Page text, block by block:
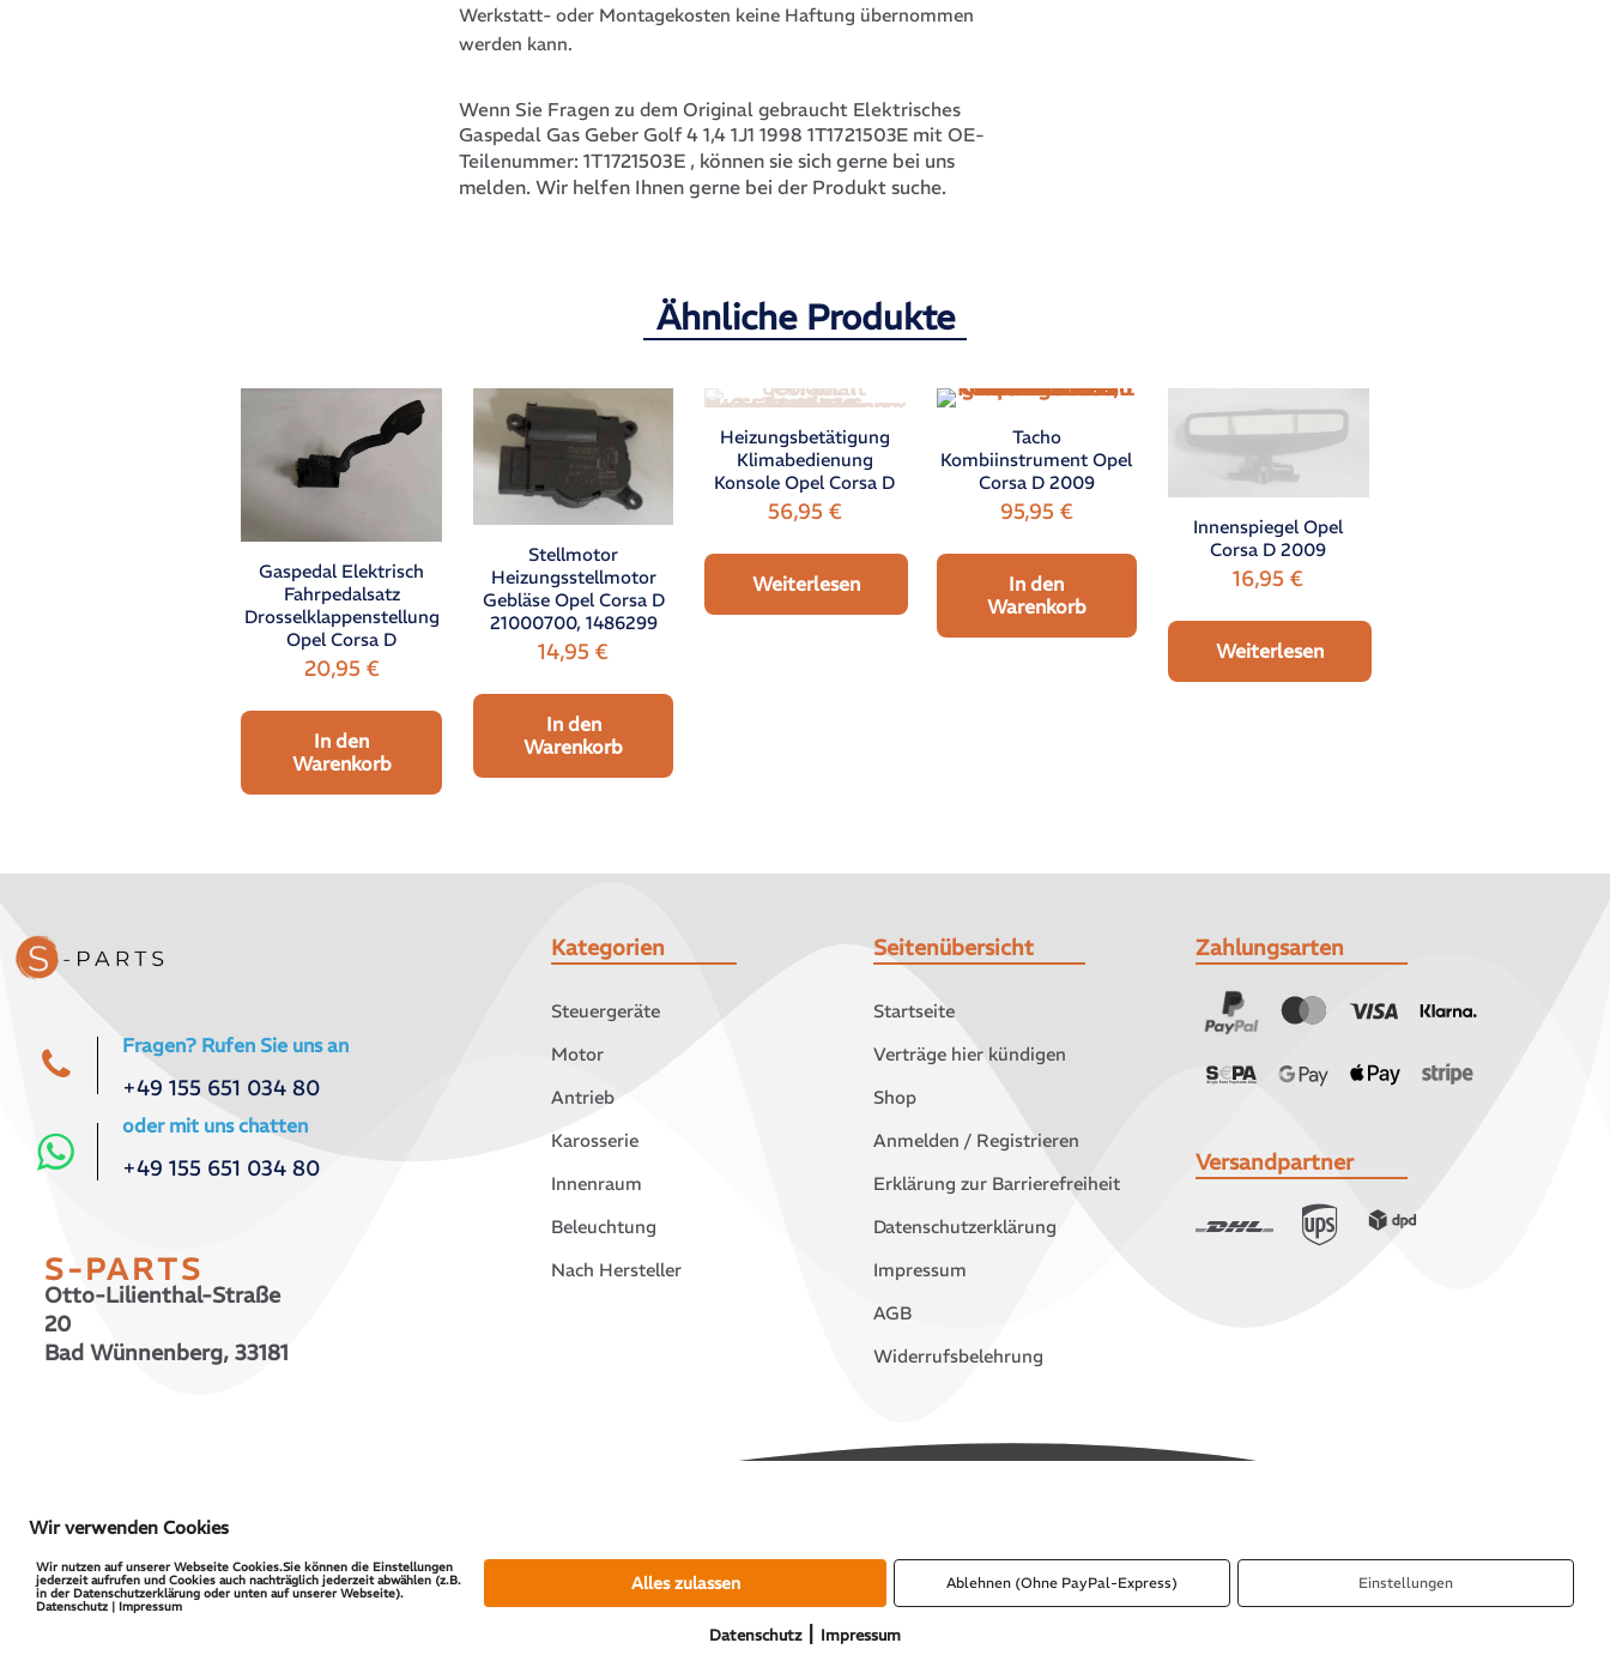
Werkstatt- oder Montagekosten keine Haftung übernommen
werden kann.
Wenn Sie Fragen zu dem Original gebraucht Elektrisches
Gaspedal Gas Geber Golf 4 1,4 1J1 1998 1T1721503E mit OE-
Teilenummer:1T1721503E , können sie sich gerne bei uns
melden. Wir helfen Ihnen gerne bei der Produkt suche.
Ähnliche Produkte
Gaspedal Elektrisch
Fahrpedalsatz
Drosselklappenstellung
Opel Corsa D
20,95 €
In den
Warenkorb
Stellmotor
Heizungsstellmotor
Gebläse Opel Corsa D
21000700, 1486299
14,95 €
In den
Warenkorb
Heizungsbetätigung
Klimabedienung
Konsole Opel Corsa D
56,95 €
Weiterlesen
Tacho
Kombiinstrument Opel
Corsa D 2009
95,95 €
In den
Warenkorb
Innenspiegel Opel
Corsa D 2009
16,95€
Weiterlesen
Fragen? Rufen Sie uns an
+49 155 651 034 80
oder mit uns chatten
+49 155 651 034 80
S-PARTS
Otto-Lilienthal-Straße
20
Bad Wünnenberg, 33181
Kategorien
Steuergeräte
Motor
Antrieb
Karosserie
Innenraum
Beleuchtung
Nach Hersteller
Seitenübersicht
Startseite
Verträge hier kündigen
Shop
Anmelden / Registrieren
Erklärung zur Barrierefreiheit
Datenschutzerklärung
Impressum
AGB
Widerrufsbelehrung
Zahlungsarten
Versandpartner
Wir verwenden Cookies
Wir nutzen auf unserer Webseite Cookies.Sie können die Einstellungen
jederzeit aufrufen und Cookies auch nachträglich jederzeit abwählen (z.B.
in der Datenschutzerklärung oder unten auf unserer Webseite).
Datenschutz | Impressum
Alles zulassen Ablehnen (Ohne PayPal-Express) Einstellungen
Datenschutz| Impressum